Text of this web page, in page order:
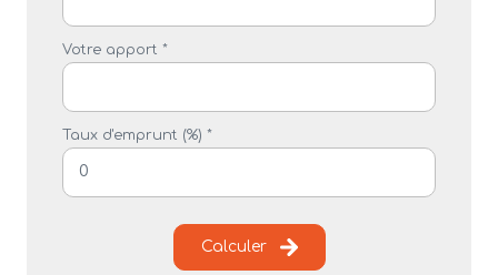
Votre apport *
Taux d'emprunt (%) *
Calculer